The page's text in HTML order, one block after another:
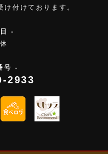
け付けております。
-
号 -
2933